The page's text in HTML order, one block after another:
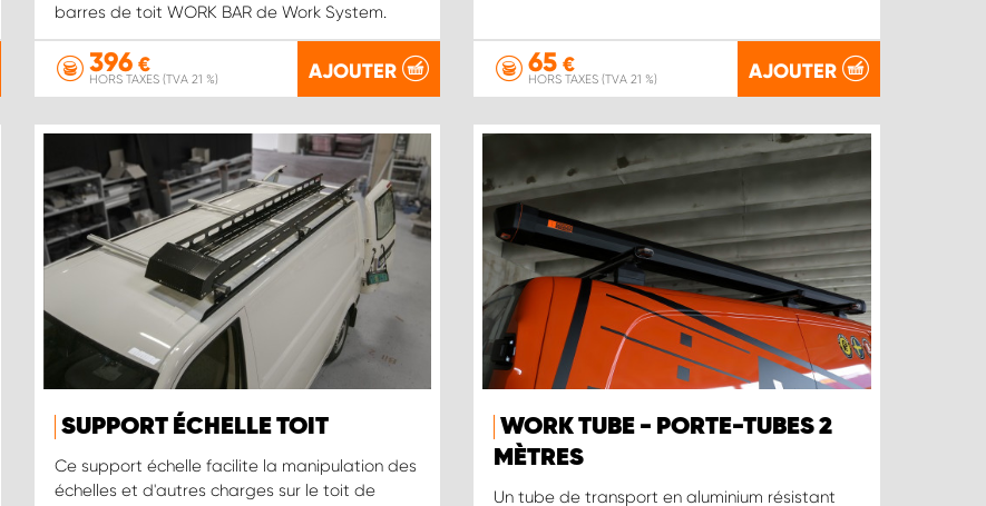
barres de toit WORK BAR de Work System.
396€
HORS TAXES (TVA 21 %) AJOUTER 65 €
HORS TAXES (TVA 21 %) AJOUTER
SUPPORT ÉCHELLE TOIT
Ce support échelle facilite la manipulation des
échelles et d'autres charges sur le toit de
WORK TUBE - PORTE-TUBES 2
MÈTRES
Un tube de transport en aluminium résistant